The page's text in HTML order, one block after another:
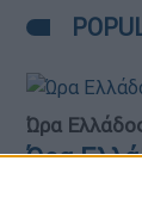
Ώρα
Ώρα